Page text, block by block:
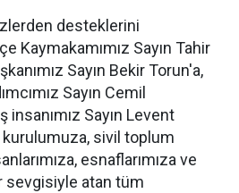
desteklerini
Kaymakamımız Sayın Tahir
Sayın Bekir Torun'a,
Sayın Cemil
insanımız Sayın Levent
sivil toplum
esnaflarımıza ve
sevgisiyle atan tüm